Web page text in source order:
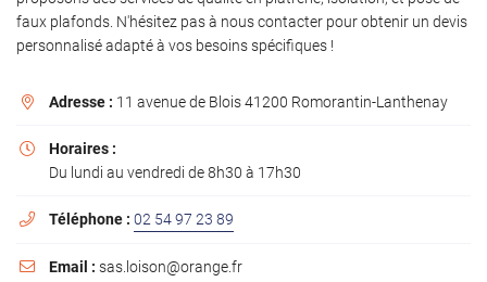
l'adresse email indiqué ci-dessus. Vous pouvez vous désinscrire à tout moment en
utilisantle formulaire de désinscription .
faux plafonds. N'hésitez pas à nous contacter pour obtenir un devis
personnalisé adapté à vos besoins spécifiques !
 Adresse : 11 avenue de Blois 41200 Romorantin-Lanthenay

Horaires :
Du lundi au vendredi de 8h30 à 17h30
 Téléphone : 02 54 97 23 89
 Email : sas.loison@orange.fr